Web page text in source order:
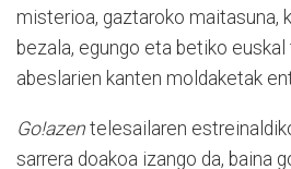
misterioa, gaztaroko maitasuna,
bezala, egungo eta betiko
abeslarien kanten moldaketak
Go!azen telesailaren
sarrera doakoa izango da, baina